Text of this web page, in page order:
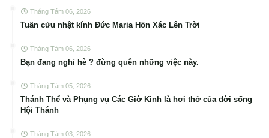
Tháng Tám 06, 2026
Tuần cửu nhật kính Đức Maria Hồn Xác Lên Trời
Tháng Tám 06, 2026
Bạn đang nghỉ hè ? đừng quên những việc này.
Tháng Tám 05, 2026
Thánh Thể và Phụng vụ Các Giờ Kinh là hơi thở của đời sống
Hội Thánh
Tháng Tám 03, 2026